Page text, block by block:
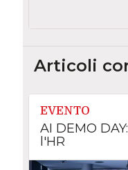
Articoli
EVENTO
AI DEMO
l'HR